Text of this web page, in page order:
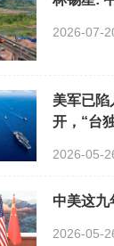
2026-07-
美军已陷
开，“台
2026-05-
中美这九
2026-05-